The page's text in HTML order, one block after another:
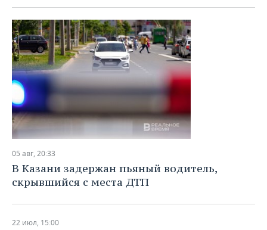
05 авг, 20:33
В Казани задержан пьяный водитель,
скрывшийся с места ДТП
22 июл, 15:00